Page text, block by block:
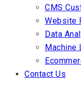
CMS
Website
Data
Machine
Contact Us